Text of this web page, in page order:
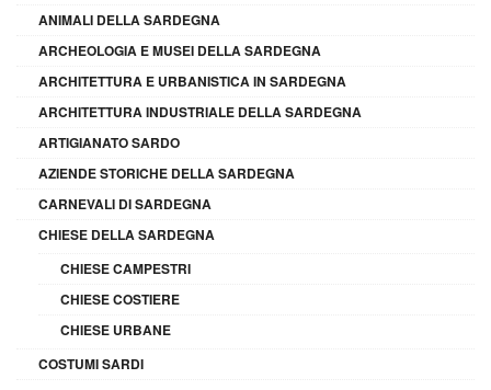
ANIMALI DELLA SARDEGNA
ARCHEOLOGIA E MUSEI DELLA SARDEGNA
ARCHITETTURA E URBANISTICA IN SARDEGNA
ARCHITETTURA INDUSTRIALE DELLA SARDEGNA
ARTIGIANATO SARDO
AZIENDE STORICHE DELLA SARDEGNA
CARNEVALI DI SARDEGNA
CHIESE DELLA SARDEGNA
CHIESE CAMPESTRI
CHIESE COSTIERE
CHIESE URBANE
COSTUMI SARDI